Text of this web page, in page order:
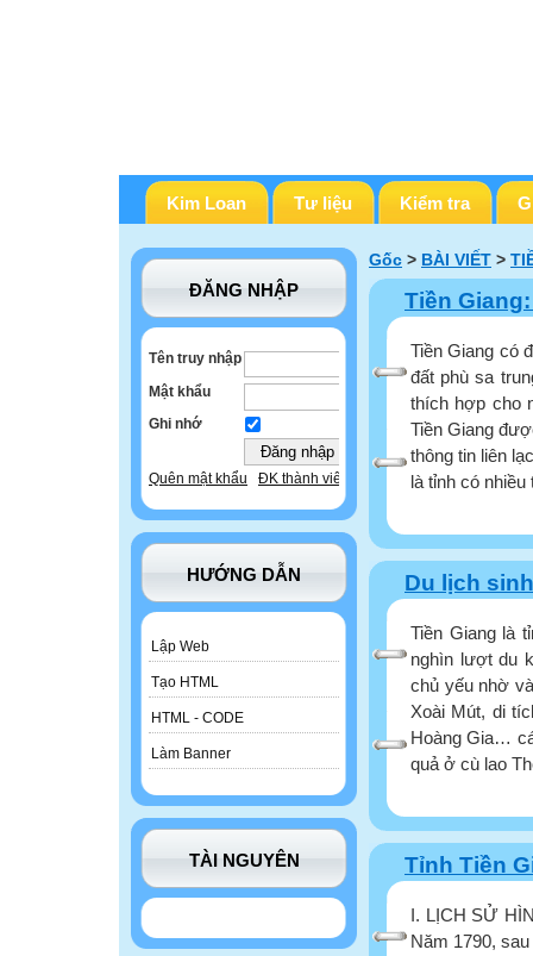
Kim Loan Tư liệu Kiểm tra
ĐĂNG NHẬP
Tên truy nhập
Mật khẩu
Ghi nhớ
Quên mật khẩu ĐK thành viên
HƯỚNG DẪN
Lập Web
Tạo HTML
HTML - CODE
Làm Banner
TÀI NGUYÊN
Gốc > BÀI VIẾT >
Tiền
Tiền Giang có
đất phù sa
thích hợp cho
Tiền Giang
thông tin liên
là tỉnh có
Du lịch
Tiền Giang là
nghìn lượt du
chủ yếu nhờ
Xoài Mút, di
Hoàng Gia…
quả ở cù lao
Tỉnh Tiền
I. LỊCH SỬ
Năm 1790,